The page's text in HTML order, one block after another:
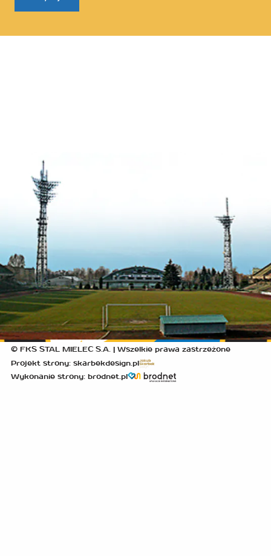
© FKS STAL MIELEC S.A. | Wszelkie prawa zastrzeżone
Projekt strony: skarbekdesign.pl
Wykonanie strony: brodnet.pl